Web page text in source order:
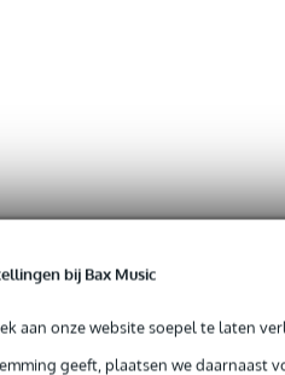
bij Bax Music
aan onze website soepel te laten
geeft, plaatsen we daarnaast